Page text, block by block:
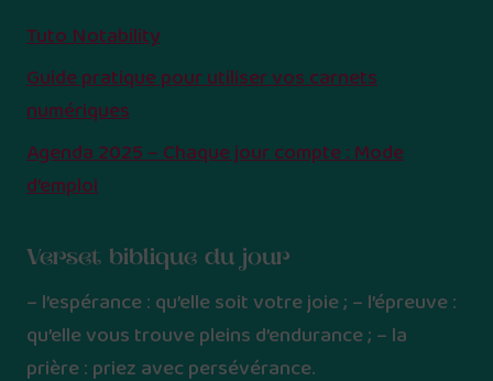
Tuto Notability
Guide pratique pour utiliser vos carnets
numériques
Agenda 2025 – Chaque jour compte : Mode
d’emploi
Verset biblique du jour
– l’espérance : qu’elle soit votre joie ; – l’épreuve :
qu’elle vous trouve pleins d’endurance ; – la
prière : priez avec persévérance.